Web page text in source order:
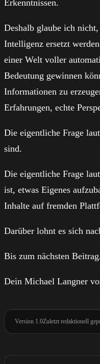
Erkenntnissen.
Deshalb glaube ich
Intelligenz ersetzt
einer Welt voller
Bedeutung gewinnen
Informationen zu
Erfahrungen, echte
Die eigentliche Frage
sind.
Die eigentliche Frage
ist, etwas Eigenes
Inhalte auf fremden
Darüber lohnt es sich
Bis zum nächsten
Dein Michael Langner
Version 1.0Zuletzt redaktionell